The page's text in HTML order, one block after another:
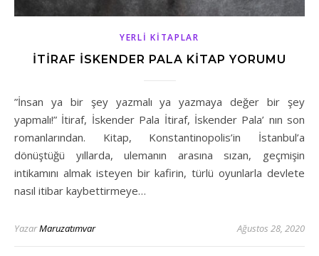
YERLI KITAPLAR
İTIRAF İSKENDER PALA KITAP YORUMU
”İnsan ya bir şey yazmalı ya yazmaya değer bir şey
yapmalı!” İtiraf, İskender Pala İtiraf, İskender Pala’ nın son
romanlarından. Kitap, Konstantinopolis’in İstanbul’a
dönüştüğü yıllarda, ulemanın arasına sızan, geçmişin
intikamını almak isteyen bir kafirin, türlü oyunlarla devlete
nasıl itibar kaybettirmeye…
YazarMaruzatımvar Ağustos 28, 2020